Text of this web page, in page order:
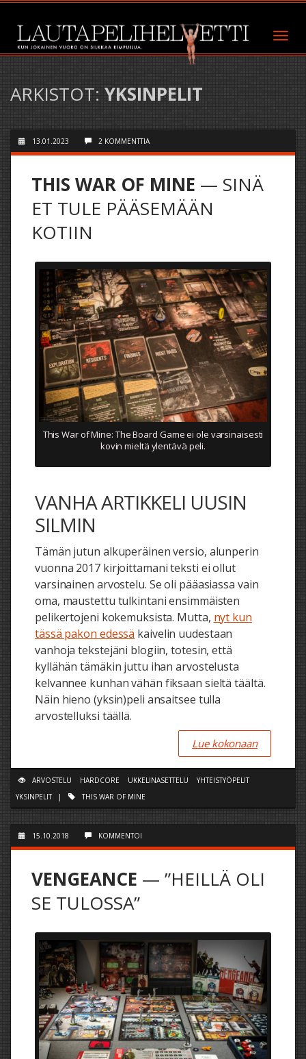
ARKISTOT: YKSINPELIT
13.01.2023 2 KOMMENTTIA
THIS WAR OF MINE — SINÄ
ET TULE PÄÄSEMÄÄN
KOTIIN
This War of Mine: The Board Game ei ole varsinaisesti
kovin mieltä ylentävä peli.
VANHA ARTIKKELI UUSIN
SILMIN
Tämän jutun alkuperäinen versio, alunperin
vuonna 2017 kirjoittamani teksti ei ollut
varsinainen arvostelu. Se oli pääasiassa vain
oma, maustettu tulkintani ensimmäisten
pelikertojeni kokemuksista. Mutta, nyt kun
tässä pakon edessä kaivelin uudestaan
vanhoja tekstejäni blogiin, totesin, että
kyllähän tämäkin juttu ihan arvostelusta
kelvannee kunhan vähän fiksaan sieltä täältä.
Näin hieno (yksin)peli ansaitsee tulla
arvostelluksi täällä.
Lue kokonaan
ARVOSTELU HARDCORE UKKELINASETTELU
YHTEISTYÖPELIT
YKSINPELIT
| THIS WAR OF MINE
15.10.2018 KOMMENTOI
VENGEANCE — ”HEILLÄ OLI
SE TULOSSA”